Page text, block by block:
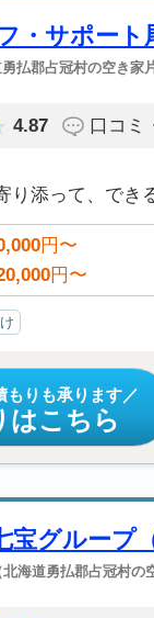
・サポート
勇払郡占冠村の空き家
4.87 口コミ
り添って、でき
円〜
円〜
もりも承ります
はこちら
宝グループ
北海道勇払郡占冠村の